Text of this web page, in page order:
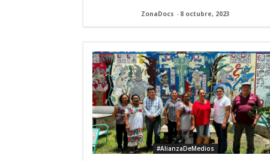
ZonaDocs - 8 octubre, 2023
#AlianzaDeMedios